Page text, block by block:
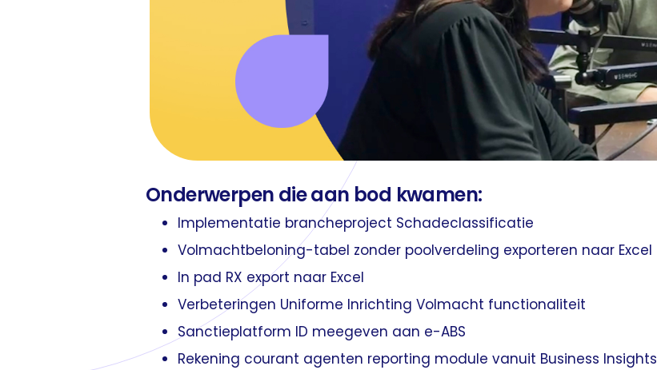
Onderwerpen die aan bod kwamen:
Implementatie brancheproject Schadeclassificatie
Volmachtbeloning-tabel zonder poolverdeling exporteren naar Excel
In pad RX export naar Excel
Verbeteringen Uniforme Inrichting Volmacht functionaliteit
Sanctieplatform ID meegeven aan e-ABS
Rekening courant agenten reporting module ​​​​​​​vanuit Business Insights